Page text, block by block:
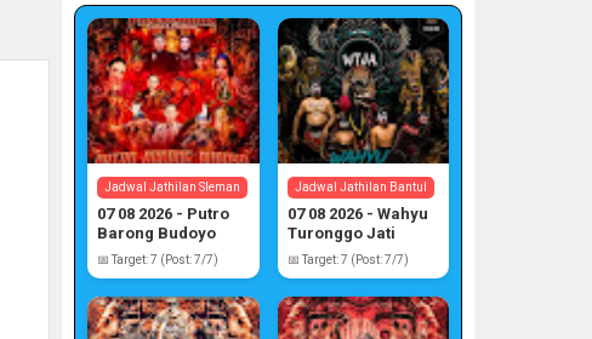
Jadwal Jathilan Sleman
07 08 2026 - Putro
Barong Budoyo
📅 Target: 7 (Post: 7/7)
Jadwal Jathilan Bantul
07 08 2026 - Wahyu
Turonggo Jati
Atmojo
📅 Target: 7 (Post: 7/7)